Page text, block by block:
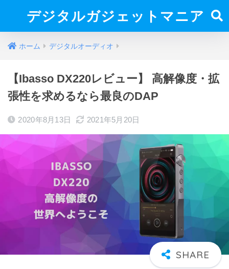
デジタルガジェットマニア
ホーム デジタルオーディオ
【Ibasso DX220レビュー】 高解像度・拡
張性を求めるなら最良のDAP
2020年8月13日 2021年5月20日